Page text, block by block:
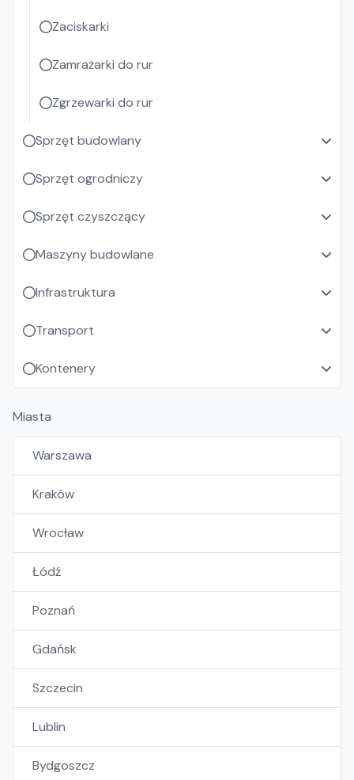
Zaciskarki
Zamrażarki do rur
Zgrzewarki do rur
Sprzęt budowlany
Sprzęt ogrodniczy
Sprzęt czyszczący
Maszyny budowlane
Infrastruktura
Transport
Kontenery
Miasta
Warszawa
Kraków
Wrocław
Łódź
Poznań
Gdańsk
Szczecin
Lublin
Bydgoszcz